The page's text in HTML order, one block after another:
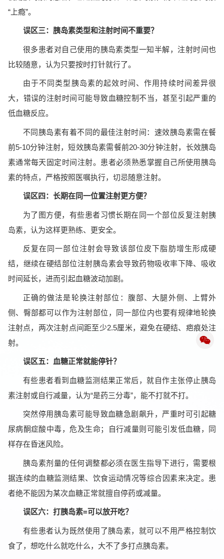
“上瘾”。
误区三：胰岛素类型和注射时间不重要？
很多患者对自己使用的胰岛素类型一知半解，注射时间也
比较随意，认为只要按时打针就行了。
由于不同类型胰岛素的起效时间、作用持续时间差异很
大，错误的注射时间可能导致血糖控制不当，甚至引起严重的
低血糖反应。
不同胰岛素有着不同的最佳注射时间：速效胰岛素需在餐
前5-10分钟注射，短效胰岛素需餐前20-30分钟注射，长效胰岛
素通常每天固定时间注射。患者必须熟悉掌握自己所使用胰岛
素的特点，严格按照医嘱执行，切忌随意注射。
误区四：长期在同一位置注射更方便？
为了图方便，有些患者习惯长期在同一个部位反复注射胰
岛素，认为这样更熟练、更安全。
反复在同一部位注射会导致该部位皮下脂肪增生形成硬
结，继续在硬结部位注射胰岛素会导致药物吸收率下降、吸收
时间延长，进而引起血糖波动加剧。
正确的做法是轮换注射部位：腹部、大腿外侧、上臂外
侧、臀部都可以作为注射部位，同一部位内也要有规律地轮换
注射点，两次注射点间距至少2.5厘米，避免在硬结、疤痕处注
射。
误区五：血糖正常就能停针？
有些患者看到血糖监测结果正常后，就自作主张停止胰岛
素注射或自行减量，认为“是药三分毒”，能不打就不打。
突然停用胰岛素可能导致血糖急剧飙升，严重时可引起糖
尿病酮症酸中毒，危及生命；自行减量则可能引发低血糖，同
样存在昏迷风险。
胰岛素剂量的任何调整都必须在医生指导下进行，需要根
据连续的血糖监测结果、饮食运动情况等综合因素来决定。患
者绝不能因为某次血糖正常就擅自停药或减量。
误区六：打胰岛素=可以放开吃？
有些患者认为既然使用了胰岛素，就可以不用严格控制饮
食了，想吃什么就吃什么，大不了多打点胰岛素。